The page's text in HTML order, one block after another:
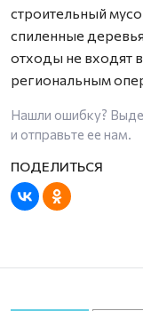
строительный
спиленные
отходы не входят
региональным
Нашли ошибку?
и отправьте ее нам.